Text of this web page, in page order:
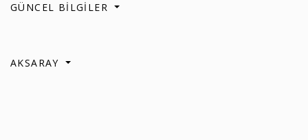
GÜNCEL BİLGİLER
AKSARAY